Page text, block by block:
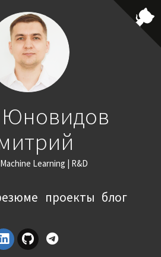
Юновидов
Learning | R&D
проекты блог